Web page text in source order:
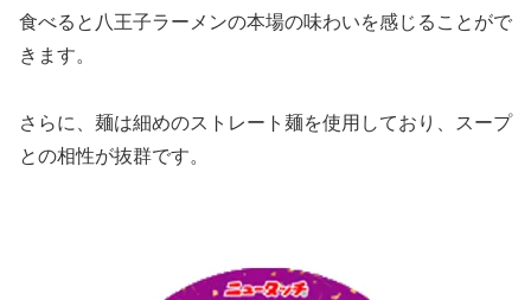
食べると八王子ラーメンの本場の味わいを感じることがで
きます。
さらに、麺は細めのストレート麺を使用しており、スープ
との相性が抜群です。